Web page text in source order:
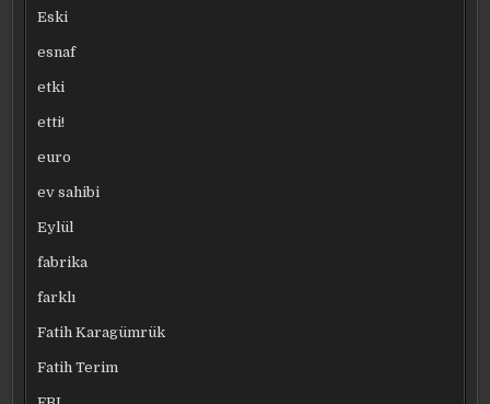
Eski
esnaf
etki
etti!
euro
ev sahibi
Eylül
fabrika
farklı
Fatih Karagümrük
Fatih Terim